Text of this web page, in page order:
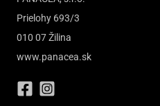
Prielohy 693/3
010 07 Žilina
www.panacea.sk